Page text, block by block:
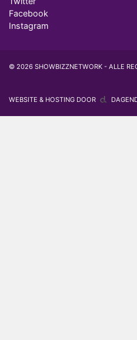
Facebook
Instagram
© 2026 SHOWBIZZNETWORK - ALLE
WEBSITE & HOSTING DOOR